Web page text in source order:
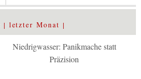
letzter Monat
Niedrigwasser: Panikmache statt
Präzision